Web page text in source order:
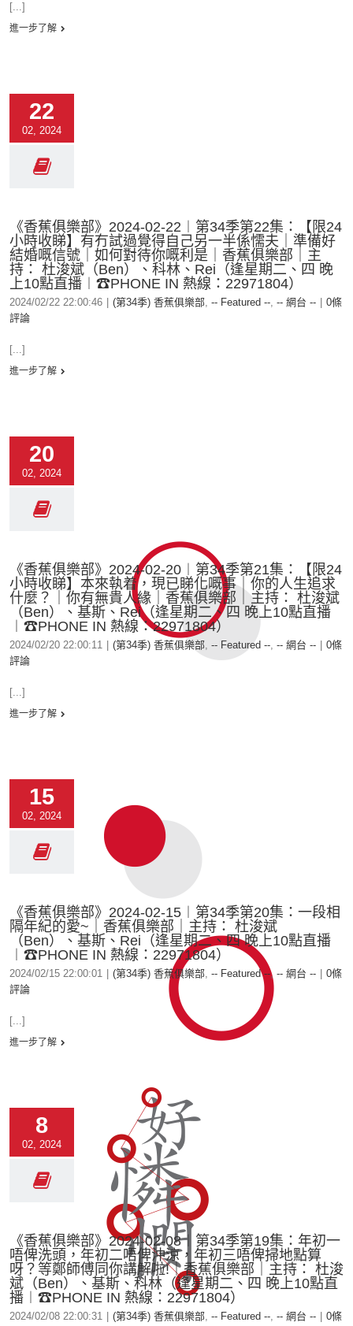
[...]
進一步了解
22
02, 2024
《香蕉俱樂部》2024-02-22︱第34季第22集：【限24
小時收睇】有冇試過覺得自己另一半係懦夫｜準備好
結婚嘅信號｜如何對待你嘅利是｜香蕉俱樂部｜主
持： 杜浚斌（Ben）、科林、Rei（逢星期二、四 晚
上10點直播︱☎PHONE IN 熱線：22971804）
2024/02/22 22:00:46 (第34季) 香蕉俱樂部, -- Featured --, -- 網台 --
0條
評論
[...]
進一步了解
20
02, 2024
《香蕉俱樂部》2024-02-20︱第34季第21集：【限24
小時收睇】本來執着，現已睇化嘅事｜你的人生追求
什麼？｜你有無貴人緣｜香蕉俱樂部｜主持： 杜浚斌
（Ben）、基斯、Rei（逢星期二、四 晚上10點直播
︱☎PHONE IN 熱線：22971804）
2024/02/20 22:00:11 (第34季) 香蕉俱樂部, -- Featured --, -- 網台 --
0條
評論
[...]
進一步了解
15
02, 2024
《香蕉俱樂部》2024-02-15︱第34季第20集：一段相
隔年紀的愛~｜香蕉俱樂部｜主持： 杜浚斌
（Ben）、基斯、Rei（逢星期二、四 晚上10點直播
︱☎PHONE IN 熱線：22971804）
2024/02/15 22:00:01 (第34季) 香蕉俱樂部, -- Featured --, -- 網台 --
0條
評論
[...]
進一步了解
8
02, 2024
《香蕉俱樂部》2024-02-08︱第34季第19集：年初一
唔俾洗頭，年初二唔俾沖涼，年初三唔俾掃地點算
呀？等鄭師傅同你講解啦!｜香蕉俱樂部｜主持： 杜浚
斌（Ben）、基斯、科林（逢星期二、四 晚上10點直
播︱☎PHONE IN 熱線：22971804）
2024/02/08 22:00:31 (第34季) 香蕉俱樂部, -- Featured --, -- 網台 -- 0條